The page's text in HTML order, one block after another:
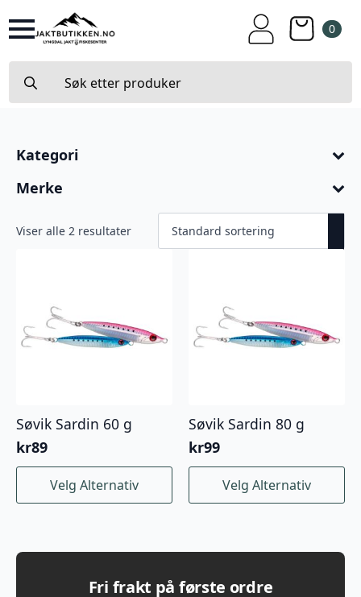
0
for:
Kategori
Merke
Viser alle 2 resultater
Søvik Sardin 60 g
kr89
Velg Alternativ
Dette
produktet
Alternativene
Søvik Sardin 80 g
kr99
Velg Alternativ
Dette
produktet
kan
Fri frakt på første ordre